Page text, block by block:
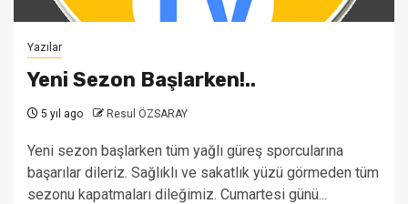
Yazılar
Yeni Sezon Başlarken!..
5 yıl ago Resul ÖZSARAY
Yeni sezon başlarken tüm yağlı güreş sporcularına
başarılar dileriz. Sağlıklı ve sakatlık yüzü görmeden tüm
sezonu kapatmaları dileğimiz. Cumartesi günü...